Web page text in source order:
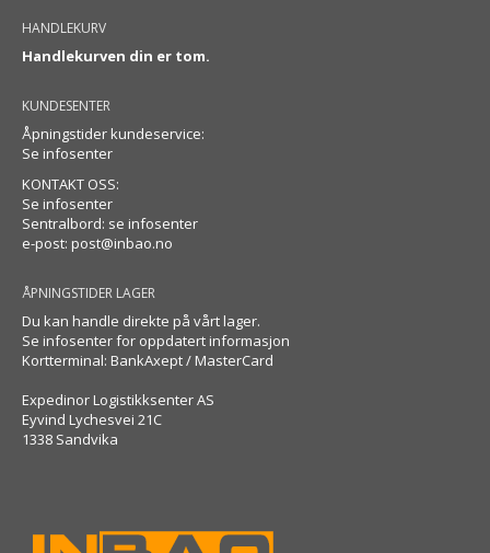
HANDLEKURV
Handlekurven din er tom.
KUNDESENTER
Åpningstider kundeservice:
Se infosenter
KONTAKT OSS:
Se infosenter
Sentralbord: se infosenter
e-post: post@inbao.no
ÅPNINGSTIDER LAGER
Du kan handle direkte på vårt lager.
Se infosenter for oppdatert informasjon
Kortterminal: BankAxept / MasterCard
Expedinor Logistikksenter AS
Eyvind Lychesvei 21C
1338 Sandvika